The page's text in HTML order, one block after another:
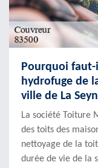
Pourquoi
hydrofuge de
ville de La
La société Toiture
des toits des
nettoyage de la
durée de vie de la